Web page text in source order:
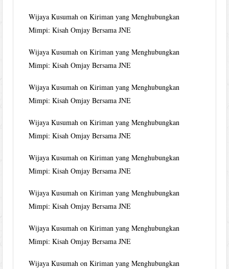
Wijaya Kusumah onKiriman yang Menghubungkan
Mimpi: Kisah Omjay Bersama JNE
Wijaya Kusumah onKiriman yang Menghubungkan
Mimpi: Kisah Omjay Bersama JNE
Wijaya Kusumah onKiriman yang Menghubungkan
Mimpi: Kisah Omjay Bersama JNE
Wijaya Kusumah onKiriman yang Menghubungkan
Mimpi: Kisah Omjay Bersama JNE
Wijaya Kusumah onKiriman yang Menghubungkan
Mimpi: Kisah Omjay Bersama JNE
Wijaya Kusumah onKiriman yang Menghubungkan
Mimpi: Kisah Omjay Bersama JNE
Wijaya Kusumah onKiriman yang Menghubungkan
Mimpi: Kisah Omjay Bersama JNE
Wijaya Kusumah onKiriman yang Menghubungkan